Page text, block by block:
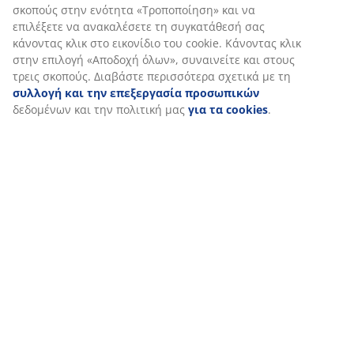
σκοπούς στην ενότητα «Τροποποίηση» και να
επιλέξετε να ανακαλέσετε τη συγκατάθεσή σας
κάνοντας κλικ στο εικονίδιο του cookie. Κάνοντας κλικ
στην επιλογή «Αποδοχή όλων», συναινείτε και στους
τρεις σκοπούς. Διαβάστε περισσότερα σχετικά με τη
συλλογή και την επεξεργασία προσωπικών
δεδομένων και την πολιτική μας για τα cookies.